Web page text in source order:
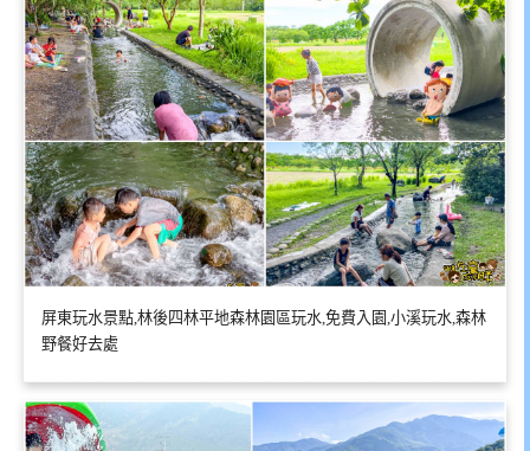
屏東玩水景點,林後四林平地森林園區玩水,免費入園,小溪玩水,森林
野餐好去處